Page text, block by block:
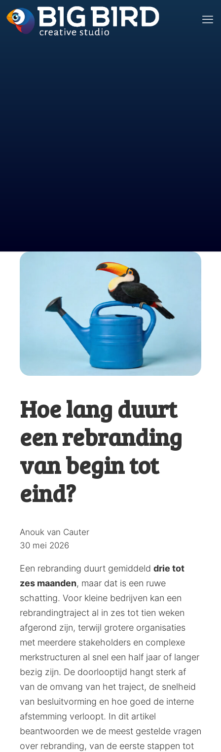
Hoe lang duurt
een rebranding
van begin tot
eind?
Posted
by:
Anouk van Cauter
30 mei 2026
Een rebranding duurt gemiddeld drie tot
zes maanden, maar dat is een ruwe
schatting. Voor kleine bedrijven kan een
rebrandingtraject al in zes tot tien weken
afgerond zijn, terwijl grotere organisaties
met meerdere stakeholders en complexe
merkstructuren al snel een half jaar of langer
bezig zijn. De doorlooptijd hangt sterk af
van de omvang van het traject, de snelheid
van besluitvorming en hoe goed de interne
afstemming verloopt. In dit artikel
beantwoorden we de meest gestelde vragen
over rebranding, van de eerste stappen tot